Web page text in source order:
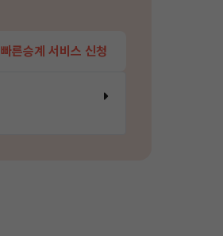
빠른승계 서비스 신청